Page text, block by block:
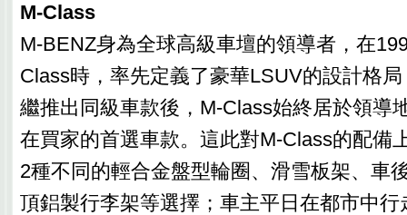
M-Class
M-BENZ身為全球高級車壇的領導者，在
Class時，率先定義了豪華LSUV的設計格
繼推出同級車款後，M-Class始終居於領導
在買家的首選車款。這此對M-Class的配備
2種不同的輕合金盤型輪圈、滑雪板架、車
頂鋁製行李架等選擇；車主平日在都市中